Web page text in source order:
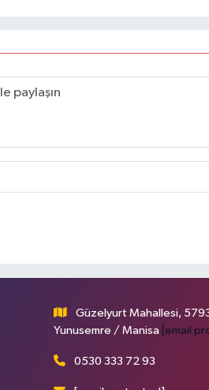
Güzelyurt Mahallesi,
Yunusemre / Manisa [email
0530 333 72 93